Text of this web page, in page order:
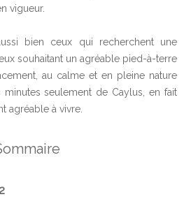
vigueur.
bien ceux qui recherchent une
souhaitant un agréable pied-à-terre
au calme et en pleine nature
seulement de Caylus, en fait
agréable à vivre.